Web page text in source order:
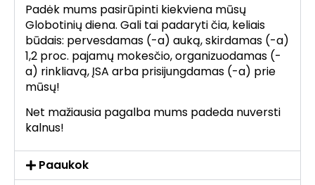
Padėk mums pasirūpinti kiekviena mūsų
Globotinių diena. Gali tai padaryti čia, keliais
būdais: pervesdamas (-a) auką, skirdamas (-a)
1,2 proc. pajamų mokesčio, organizuodamas (-
a) rinkliavą, ĮSA arba prisijungdamas (-a) prie
mūsų!
Net mažiausia pagalba mums padeda nuversti
kalnus!
Paaukok